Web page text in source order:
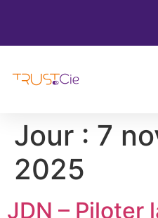
Jour : 7
2025
JDN – Piloter